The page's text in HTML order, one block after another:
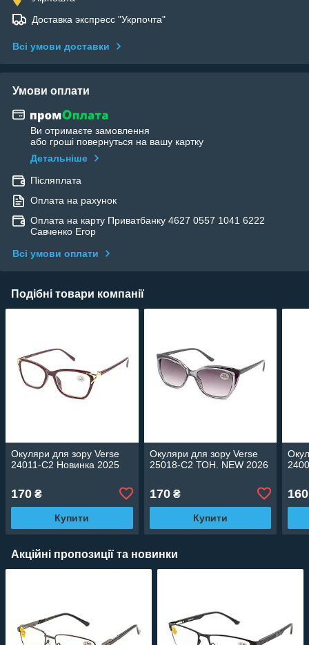
Доставка экспресс "Укрпочта"
Всі умови доставки
Умови оплати
Ви отримаєте замовлення
або гроші повернуться на вашу картку
Детальніше
Післяплата
Оплата на рахунок
Оплата на карту Приватбанку 4627 0557 1041 6222
Савченко Егор
Всі умови оплати
Подібні товари компанії
Окуляри для зору Verse
24011-C2 Новинка 2025
170 ₴
Купити
Окуляри для зору Verse
25018-C2 ТОН. NEW 2026
170₴
Купити
160
Акційні пропозиції та новинки